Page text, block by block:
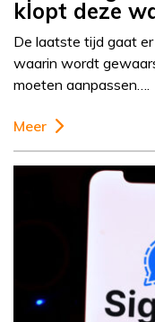
klopt deze
De laatste tijd gaat
waarin wordt
moeten aanpassen….
Meer